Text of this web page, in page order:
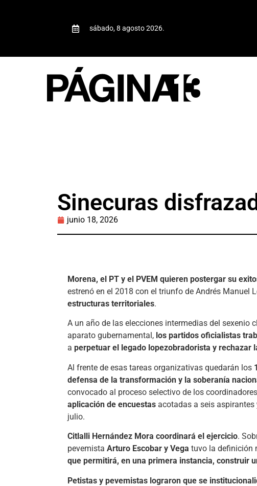
sábado, 8 agosto 2026.
Sinecuras
junio 18, 2026
Morena, el PT y el PVEM quieren postergar su
estrenó en el 2018 con el triunfo de Andrés Manuel
estructuras territoriales.
A un año de las elecciones intermedias del
aparato gubernamental, los partidos oficialistas
a perpetuar el legado lopezobradorista y
Al frente de esas tareas organizativas quedarán los
defensa de la transformación y la soberanía
convocado al proceso selectivo de los
aplicación de encuestas acotadas a seis
julio.
Citlalli Hernández Mora coordinará el ejercicio.
pevemista Arturo Escobar y Vega tuvo la definición
que permitirá, en una primera instancia, construir
Petistas y pevemistas lograron que se